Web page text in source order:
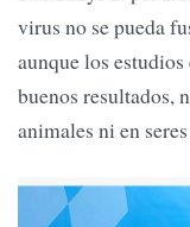
virus no se pueda
aunque los
buenos resultados,
animales ni en